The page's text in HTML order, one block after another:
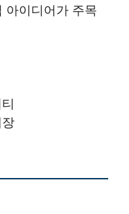
아이디어가 주목